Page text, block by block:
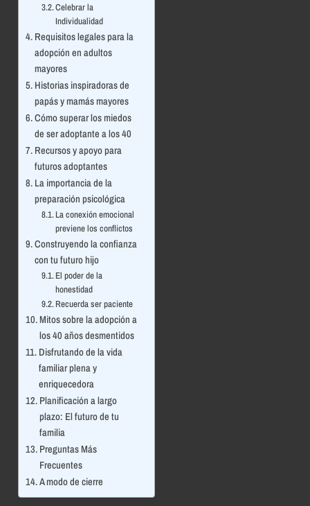
Celebrar la
Individualidad
Requisitos legales para la
adopción en adultos
mayores
Historias inspiradoras de
papás y mamás mayores
Cómo superar los miedos
de ser adoptante a los 40
Recursos y apoyo para
futuros adoptantes
La importancia de la
preparación psicológica
La conexión emocional
previene los conflictos
Construyendo la confianza
con tu futuro hijo
El poder de la
honestidad
Recuerda ser paciente
Mitos sobre la adopción a
los 40 años desmentidos
Disfrutando de la vida
familiar plena y
enriquecedora
Planificación a largo
plazo: El futuro de tu
familia
Preguntas Más
Frecuentes
A modo de cierre